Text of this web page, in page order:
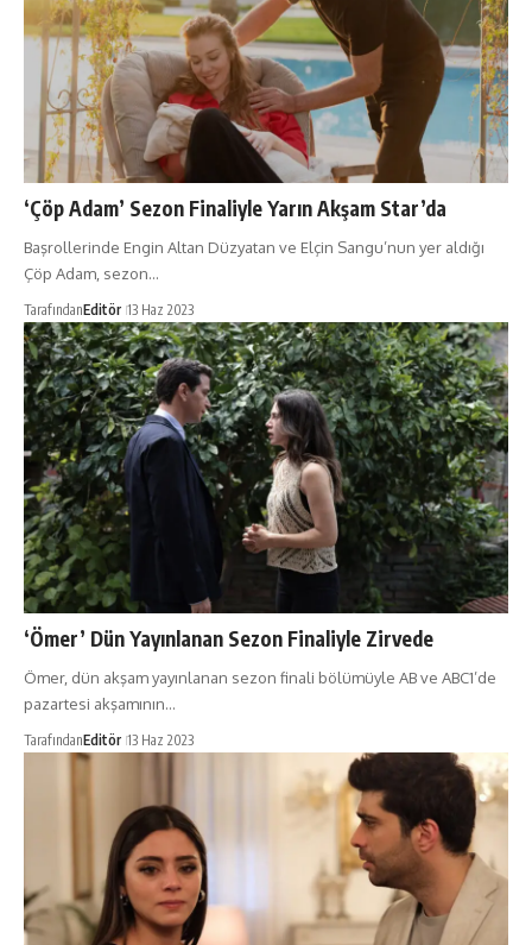
‘Çöp Adam’ Sezon Finaliyle Yarın Akşam Star’da
Başrollerinde Engin Altan Düzyatan ve Elçin Sangu’nun yer aldığı
Çöp Adam, sezon…
TarafındanEditör 13 Haz 2023
‘Ömer’ Dün Yayınlanan Sezon Finaliyle Zirvede
Ömer, dün akşam yayınlanan sezon finali bölümüyle AB ve ABC1’de
pazartesi akşamının…
TarafındanEditör 13 Haz 2023